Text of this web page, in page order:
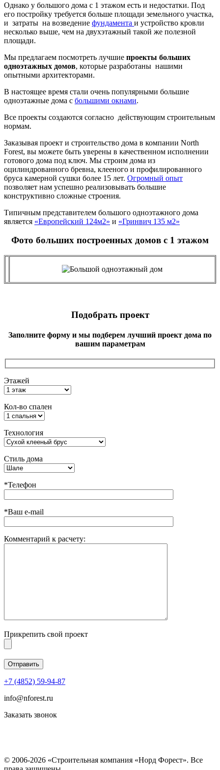
Однако у большого дома с 1 этажом есть и недостатки. Под
его постройку требуется больше площади земельного участка,
и затраты на возведение фундамента и устройство кровли
несколько выше, чем на двухэтажный такой же полезной
площади.
Мы предлагаем посмотреть лучшие проекты больших
одноэтажных домов, которые разработаны нашими
опытными архитекторами.
В настоящее время стали очень популярными большие
одноэтажные дома с большими окнами.
Все проекты создаются согласно действующим строительным
нормам.
Заказывая проект и строительство дома в компании North
Forest, вы можете быть уверены в качественном исполнении
готового дома под ключ. Мы строим дома из
оцилиндрованного бревна, клееного и профилированного
бруса камерной сушки более 15 лет. Огромный опыт
позволяет нам успешно реализовывать большие
конструктивно сложные строения.
Типичным представителем большого одноэтажного дома
является «Европейский 124м2» и «Гринвич 135 м2»
Фото больших построенных домов с 1 этажом
Подобрать проект
Заполните форму и мы подберем лучший проект дома по
вашим параметрам
Этажей
Кол-во спален
Технология
Стиль дома
*Телефон
*Ваш e-mail
Комментарий к расчету:
Прикрепить свой проект
+7 (4852) 59-94-87
info@nforest.ru
Заказать звонок
© 2006-2026 «Строительная компания «Норд Форест». Все